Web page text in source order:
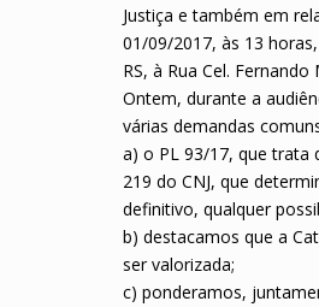
Justiça e também em
01/09/2017, às 13
RS, à Rua Cel.
Ontem, durante a
várias demandas
a) o PL 93/17, que trata
219 do CNJ, que
definitivo, qualquer
b) destacamos que a
ser valorizada;
c) ponderamos,